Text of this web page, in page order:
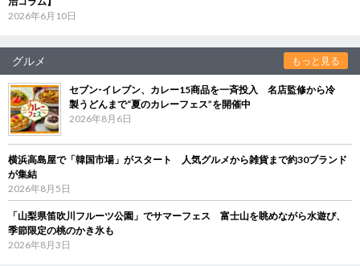
2026年6月10日
グルメ もっと見る
セブン‐イレブン、カレー15商品を一斉投入 名店監修から冷
製うどんまで“夏のカレーフェス”を開催中
2026年8月6日
横浜高島屋で「韓国市場」がスタート 人気グルメから雑貨まで約30ブランド
が集結
2026年8月5日
「山梨県笛吹川フルーツ公園」でサマーフェス 富士山を眺めながら水遊び、
季節限定の桃のかき氷も
2026年8月3日